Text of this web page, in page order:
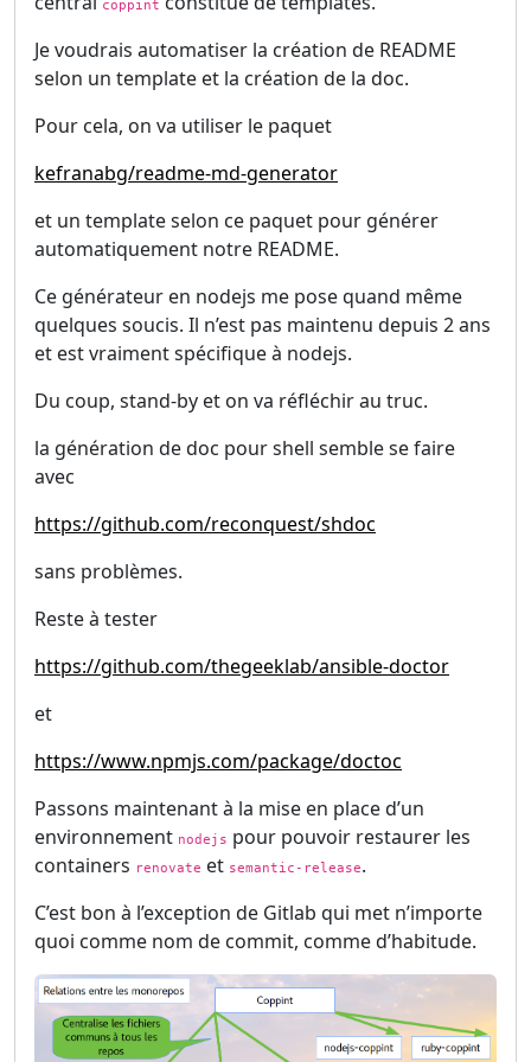
coppint
Je voudrais automatiser la création de README
selon un template et la création de la doc.
Pour cela, on va utiliser le paquet
kefranabg/readme-md-generator
et un template selon ce paquet pour générer
automatiquement notre README.
Ce générateur en nodejs me pose quand même
quelques soucis. Il n’est pas maintenu depuis 2 ans
et est vraiment spécifique à nodejs.
Du coup, stand-by et on va réfléchir au truc.
la génération de doc pour shell semble se faire
avec
https://github.com/reconquest/shdoc
sans problèmes.
Reste à tester
https://github.com/thegeeklab/ansible-doctor
et
https://www.npmjs.com/package/doctoc
Passons maintenant à la mise en place d’un
environnement nodejs pour pouvoir restaurer les
containers renovate et semantic-release.
C’est bon à l’exception de Gitlab qui met n’importe
quoi comme nom de commit, comme d’habitude.